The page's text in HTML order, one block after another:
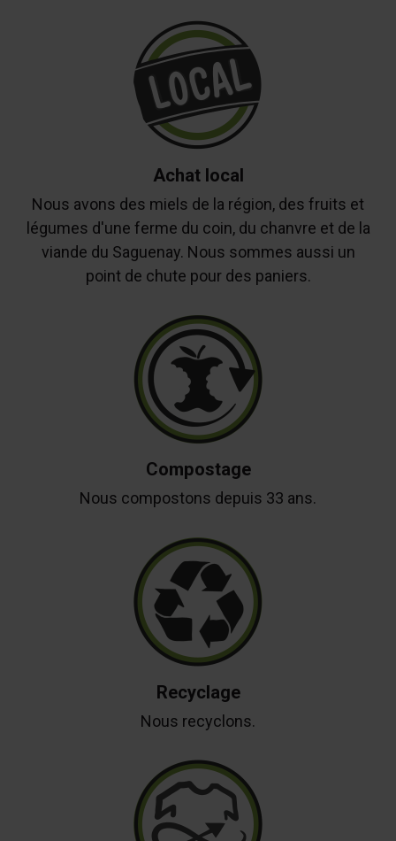
Achat local
Nous avons des miels de la région, des fruits et
légumes d'une ferme du coin, du chanvre et de la
viande du Saguenay. Nous sommes aussi un
point de chute pour des paniers.
Compostage
Nous compostons depuis 33 ans.
Recyclage
Nous recyclons.